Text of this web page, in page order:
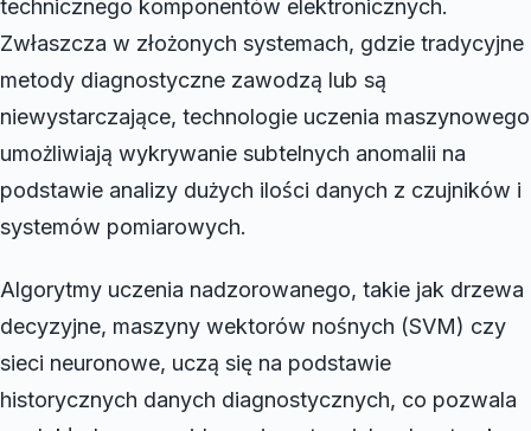
technicznego komponentów elektronicznych.
Zwłaszcza w złożonych systemach, gdzie tradycyjne
metody diagnostyczne zawodzą lub są
niewystarczające, technologie uczenia maszynowego
umożliwiają wykrywanie subtelnych anomalii na
podstawie analizy dużych ilości danych z czujników i
systemów pomiarowych.
Algorytmy uczenia nadzorowanego, takie jak drzewa
decyzyjne, maszyny wektorów nośnych (SVM) czy
sieci neuronowe, uczą się na podstawie
historycznych danych diagnostycznych, co pozwala